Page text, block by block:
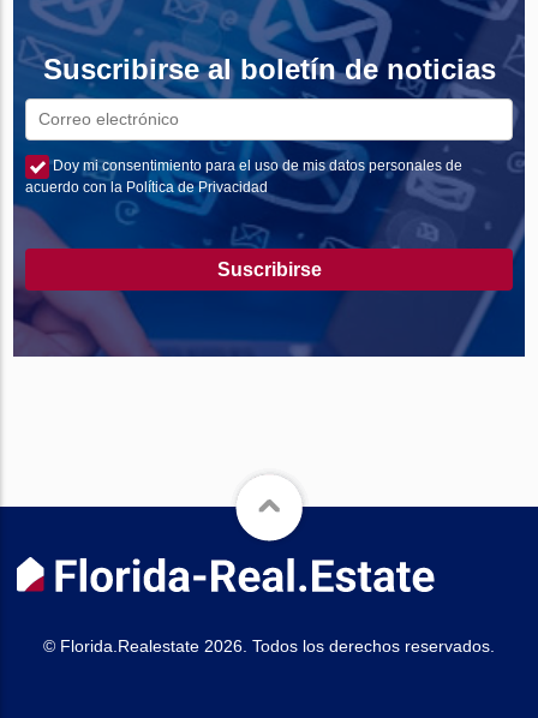
Suscribirse al boletín de noticias
Doy mi consentimiento para el uso de mis datos personales de
acuerdo con la Política de Privacidad
Suscribirse
© Florida.Realestate 2026. Todos los derechos reservados.